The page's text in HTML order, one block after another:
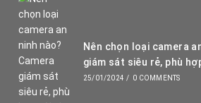
Nên chọn loại camera
giám sát siêu rẻ, phù
25/01/2024 / 0 COMMENTS